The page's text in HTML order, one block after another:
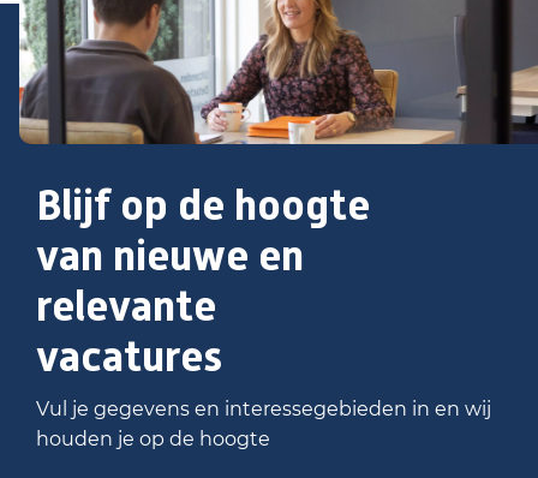
Blijf op de hoogte
van nieuwe en
relevante
vacatures
Vul je gegevens en interessegebieden in en wij
houden je op de hoogte